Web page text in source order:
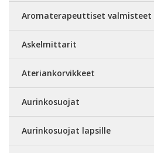
Aromaterapeuttiset valmisteet
Askelmittarit
Ateriankorvikkeet
Aurinkosuojat
Aurinkosuojat lapsille